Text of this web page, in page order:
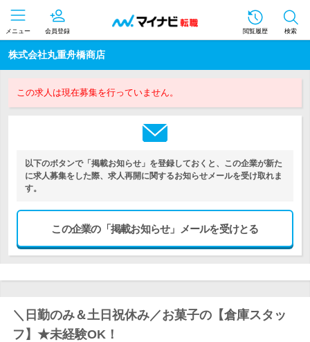
メニュー 会員登録 閲覧履歴 検索
株式会社丸重舟橋商店
この求人は現在募集を行っていません。
以下のボタンで「掲載お知らせ」を登録しておくと、この企業が新た
に求人募集をした際、求人再開に関するお知らせメールを受け取れま
す。
この企業の「掲載お知らせ」メールを受けとる
＼日勤のみ＆土日祝休み／お菓子の【倉庫スタッ
フ】★未経験OK！